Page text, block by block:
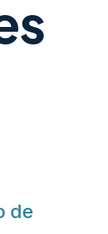
de